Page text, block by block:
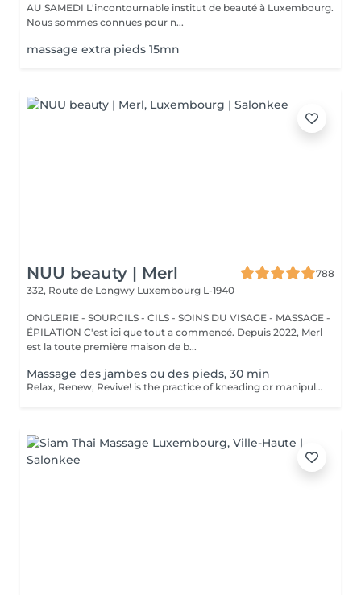
AU SAMEDI L'incontournable institut de beauté à Luxembourg.
Nous sommes connues pour n...
massage extra pieds 15mn
NUU beauty | Merl
788
332, Route de Longwy Luxembourg L-1940
ONGLERIE - SOURCILS - CILS - SOINS DU VISAGE - MASSAGE -
ÉPILATION C'est ici que tout a commencé. Depuis 2022, Merl
est la toute première maison de b...
Massage des jambes ou des pieds, 30 min
Relax, Renew, Revive! is the practice of kneading or manipulating a person's muscles and other soft-tissue in order to reduce stress, reduce muscle pain, increase relaxation and improve the work of the immune system. Benefits of getting legs or feet massage: - reduces stress - relaxing - improves blood circulation - improves body immune system How is massage legs or feet done? - feet and legs are massaged Age restrictions: there are no age restrictions for this procedure. Post procedure recommendations: do not do sport and any sharp movements for 2-3 hours after the procedure. Frequency: 1-2 times per week, 10 times in total. Repeat once in 3-6 months.